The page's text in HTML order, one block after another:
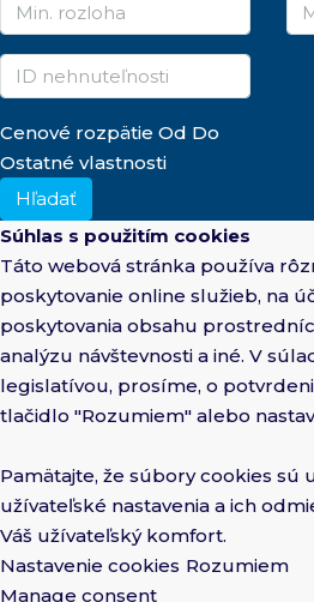
Cenové rozpätie Od Do
Ostatné vlastnosti
Hľadať
Súhlas s použitím cookies
Táto webová stránka používa
poskytovanie online služieb, na
poskytovania obsahu
analýzu návštevnosti a iné. V
legislatívou, prosíme, o
tlačidlo "Rozumiem" alebo
Pamätajte, že súbory cookies sú
užívateľské nastavenia a ich
Váš užívateľský komfort.
Nastavenie cookies Rozumiem
Manage consent